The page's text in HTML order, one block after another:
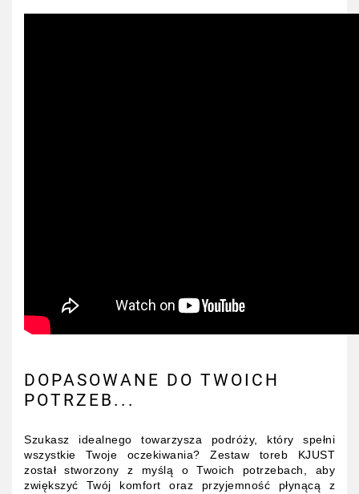
DOPASOWANE DO TWOICH
POTRZEB...
Szukasz idealnego towarzysza podróży, który spełni
wszystkie Twoje oczekiwania? Zestaw toreb KJUST
został stworzony z myślą o Twoich potrzebach, aby
zwiększyć Twój komfort oraz przyjemność płynącą z